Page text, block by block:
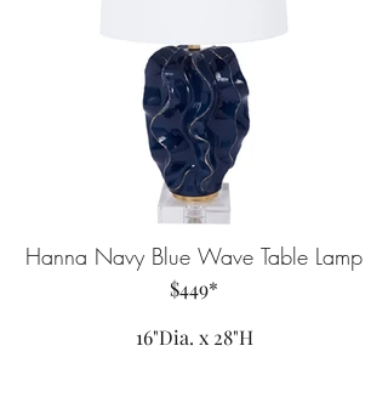
Hanna Navy Blue Wave Table Lamp
$449*
16"Dia. x 28"H